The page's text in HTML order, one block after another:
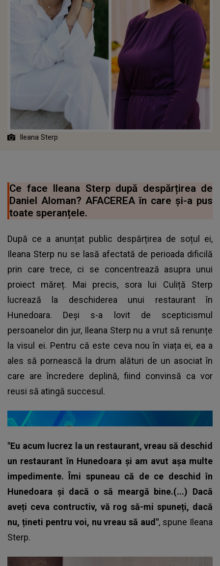
Ileana Sterp
Ce face Ileana Sterp după despărțirea de
Daniel Aloman? AFACEREA în care și-a pus
toate speranțele.
După ce a anunțat public despărțirea de soțul ei,
Ileana Sterp nu se lasă afectată de perioada dificilă
prin care trece, ci se concentrează asupra unui
proiect măreț. Mai precis, sora lui Culiță Sterp
lucrează la deschiderea unui restaurant în
Hunedoara. Deși s-a lovit de scepticismul
persoanelor din jur, Ileana Sterp nu a vrut să renunțe
la visul ei. Pentru că este ceva nou în viața ei, ea a
ales să pornească la drum alături de un asociat în
care are încredere deplină, fiind convinsă ca vor
reusi să atingă succesul.
"Eu acum lucrez la un restaurant, vreau să deschid
un restaurant în Hunedoara și am avut așa multe
impedimente. Îmi spuneau că de ce deschid în
Hunedoara și dacă o să meargă bine.(...) Dacă
aveți ceva contructiv, vă rog să-mi spuneți, dacă
nu, țineti pentru voi, nu vreau să aud", spune Ileana
Sterp.